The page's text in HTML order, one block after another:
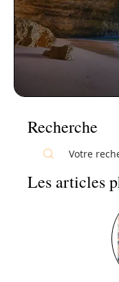
Recherche
Les articles